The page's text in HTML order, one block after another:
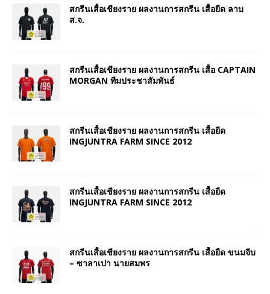
สกรีนเสื้อเชียงราย ผลงานการสกรีน เสื้อยืด ลาบ
ส.จ.
สกรีนเสื้อเชียงราย ผลงานการสกรีน เสื้อ CAPTAIN
MORGAN ทีมประชาสัมพันธ์
สกรีนเสื้อเชียงราย ผลงานการสกรีน เสื้อยืด
INGJUNTRA FARM SINCE 2012
สกรีนเสื้อเชียงราย ผลงานการสกรีน เสื้อยืด
INGJUNTRA FARM SINCE 2012
สกรีนเสื้อเชียงราย ผลงานการสกรีน เสื้อยืด ขนมจีบ
– ซาลาเปา นายสมพร